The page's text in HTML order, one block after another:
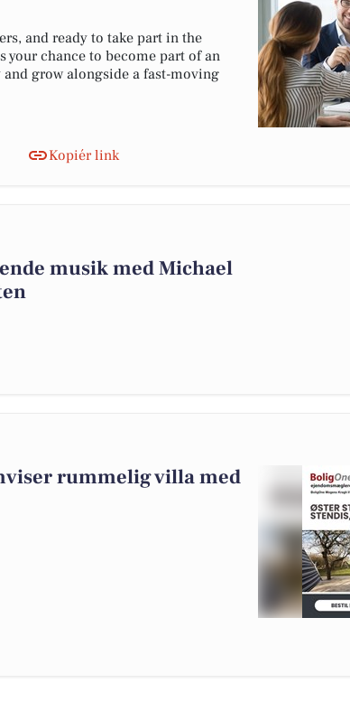
and ready to take part in the
your chance to become part of an
grow alongside a fast-moving
Kopiér link
musik med Michael
rummelig villa med